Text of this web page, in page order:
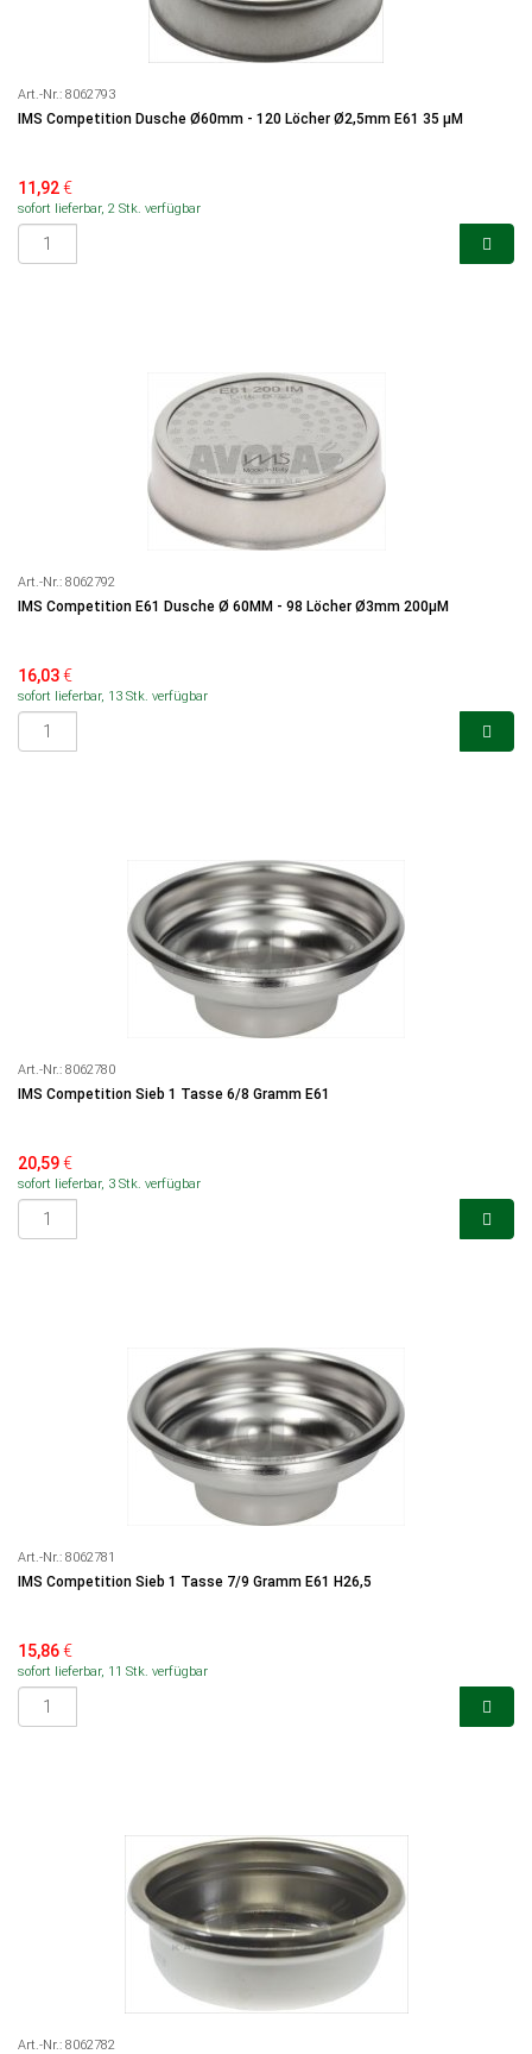
Art.-Nr.: 8062793
IMS Competition Dusche Ø60mm - 120 Löcher Ø2,5mm E61 35 µM
11,92€
sofort lieferbar, 2 Stk. verfügbar
Art.-Nr.: 8062792
IMS Competition E61 Dusche Ø 60MM - 98 Löcher Ø3mm 200µM
16,03€
sofort lieferbar, 13 Stk. verfügbar
Art.-Nr.: 8062780
IMS Competition Sieb 1 Tasse 6/8 Gramm E61
20,59€
sofort lieferbar, 3 Stk. verfügbar
Art.-Nr.: 8062781
IMS Competition Sieb 1 Tasse 7/9 Gramm E61 H26,5
15,86€
sofort lieferbar, 11 Stk. verfügbar
Art.-Nr.: 8062782